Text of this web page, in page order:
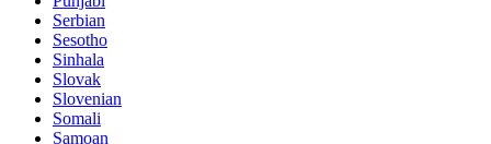
Serbian
Sesotho
Sinhala
Slovak
Slovenian
Somali
Samoan